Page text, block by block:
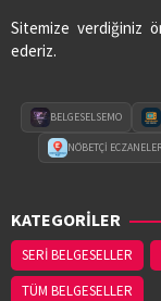
Sitemize verdiğiniz
ederiz.
BELGESELSEMO
NÖBETÇİ
KATEGORİLER
SERİ BELGESELLER
TÜM BELGESELLER